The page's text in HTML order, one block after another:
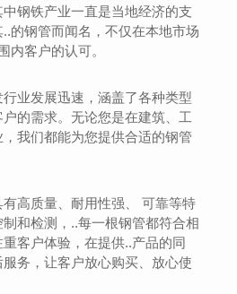
钢铁产业一直是当地经济的支
的钢管而闻名，不仅在本地市场
内客户的认可。
业发展迅速，涵盖了各种类型
的需求。无论您是在建筑、工
我们都能为您提供合适的钢管
高质量、耐用性强、 可靠等特
和检测，..每一根钢管都符合相
客户体验，在提供..产品的同
务，让客户放心购买、放心使